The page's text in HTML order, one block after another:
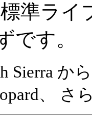
標準ラ
です。
Sierra か
、